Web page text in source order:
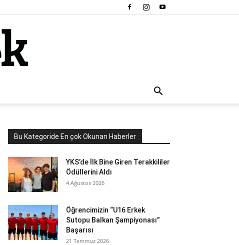
Bu Kategoride En çok Okunan Haberler
YKS’de İlk Bine Giren Terakkililer
Ödüllerini Aldı
4 Ağustos 2026
Öğrencimizin “U16 Erkek
Sutopu Balkan Şampiyonası”
Başarısı
21 Temmuz 2026